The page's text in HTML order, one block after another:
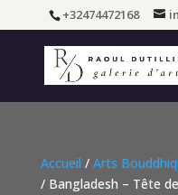
+32474472168
Accueil / Arts
/ Bangladesh – Tête